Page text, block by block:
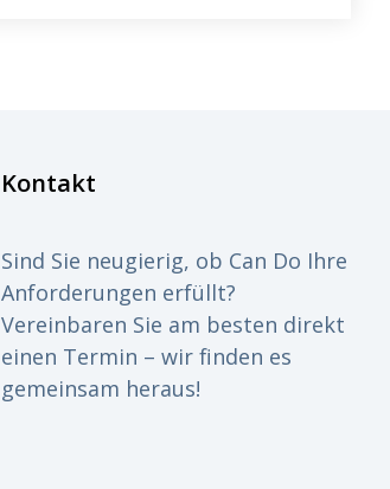
Kontakt
Sind Sie neugierig, ob Can Do Ihre
Anforderungen erfüllt?
Vereinbaren Sie am besten direkt
einen Termin – wir finden es
gemeinsam heraus!